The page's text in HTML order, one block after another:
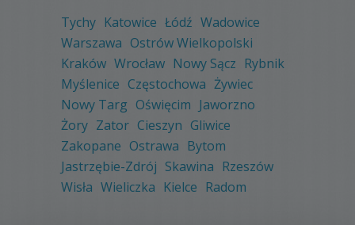
Tychy Katowice Łódź Wadowice
Warszawa Ostrów Wielkopolski
Kraków Wrocław Nowy Sącz Rybnik
Myślenice Częstochowa Żywiec
Nowy Targ Oświęcim Jaworzno
Żory Zator Cieszyn Gliwice
Zakopane Ostrawa Bytom
Jastrzębie-Zdrój Skawina Rzeszów
Wisła Wieliczka Kielce Radom